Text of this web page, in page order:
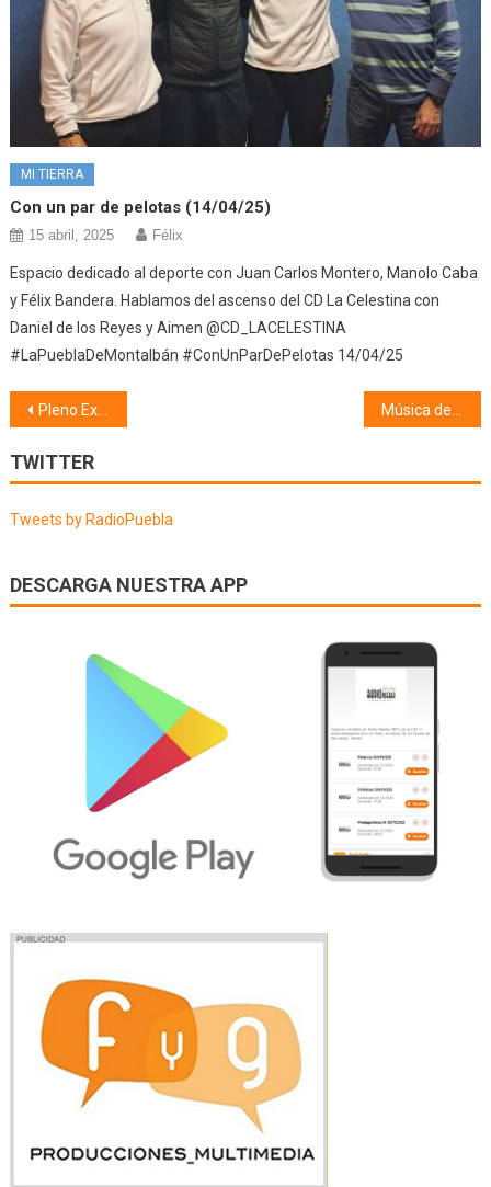
MI TIERRA
Con un par de pelotas (14/04/25)
15 abril, 2025 Félix
Espacio dedicado al deporte con Juan Carlos Montero, Manolo Caba
y Félix Bandera. Hablamos del ascenso del CD La Celestina con
Daniel de los Reyes y Aimen @CD_LACELESTINA
#LaPueblaDeMontalbán #ConUnParDePelotas 14/04/25
Navegación
de
entradas
Pleno Extraordinario (03/12/19) 2ª Parte Música de Cine (05/12/19)
TWITTER
Tweets by RadioPuebla
DESCARGA NUESTRA APP